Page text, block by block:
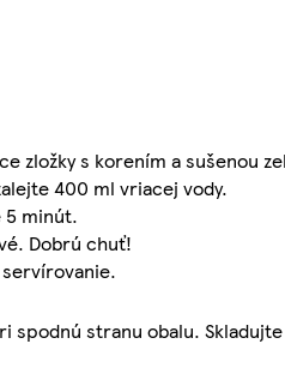
zložky s korením a sušenou
400 ml vriacej vody.
5 minút.
Dobrú chuť!
servírovanie.
spodnú stranu obalu.